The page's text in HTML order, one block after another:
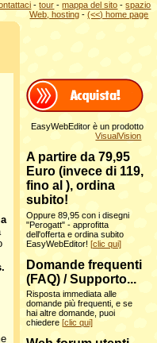
-tour -mappa del sito -spazio
Web, hosting -(<<) home page
EasyWebEditor è un prodotto
VisualVision
A partire da 79,95
Euro (invece di 119,
fino al ), ordina
subito!
Oppure 89,95 con i disegni
"Perogatt" - approfitta
dell'offerta e ordina subito
EasyWebEditor! [clic qui]
Domande frequenti
(FAQ) / Supporto...
Risposta immediata alle
domande più frequenti, e se
hai altre domande, puoi
chiedere [clic qui]